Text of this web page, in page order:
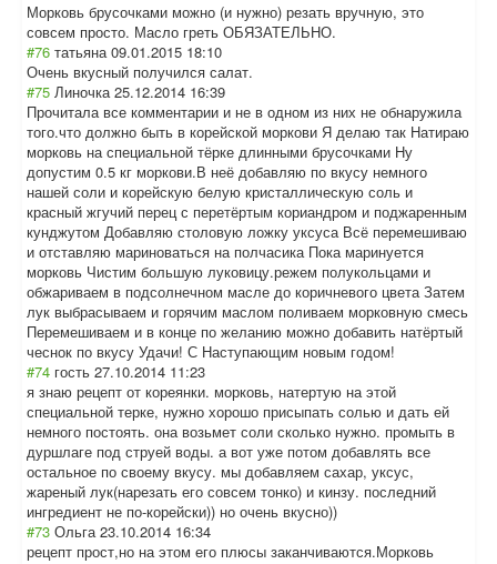
Морковь брусочками можно (и нужно) резать вручную, это
совсем просто. Масло греть ОБЯЗАТЕЛЬНО.
#76 татьяна 09.01.2015 18:10
Очень вкусный получился салат.
#75 Линочка 25.12.2014 16:39
Прочитала все комментарии и не в одном из них не обнаружила
того.что должно быть в корейской моркови Я делаю так Натираю
морковь на специальной тёрке длинными брусочками Ну
допустим 0.5 кг моркови.В неё добавляю по вкусу немного
нашей соли и корейскую белую кристаллическую соль и
красный жгучий перец с перетёртым кориандром и поджаренным
кунджутом Добавляю столовую ложку уксуса Всё перемешиваю
и отставляю мариноваться на полчасика Пока маринуется
морковь Чистим большую луковицу.режем полукольцами и
обжариваем в подсолнечном масле до коричневого цвета Затем
лук выбрасываем и горячим маслом поливаем морковную смесь
Перемешиваем и в конце по желанию можно добавить натёртый
чеснок по вкусу Удачи! С Наступающим новым годом!
#74 гость 27.10.2014 11:23
я знаю рецепт от кореянки. морковь, натертую на этой
специальной терке, нужно хорошо присыпать солью и дать ей
немного постоять. она возьмет соли сколько нужно. промыть в
дуршлаге под струей воды. а вот уже потом добавлять все
остальное по своему вкусу. мы добавляем сахар, уксус,
жареный лук(нарезать его совсем тонко) и кинзу. последний
ингредиент не по-корейски)) но очень вкусно))
#73 Ольга 23.10.2014 16:34
рецепт прост,но на этом его плюсы заканчиваются.Морковь